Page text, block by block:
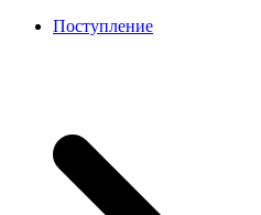
Поступление